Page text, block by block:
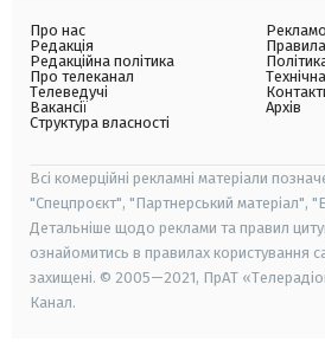
Про нас
Редакція
Редакційна політика
Про телеканал
Телеведучі
Вакансії
Структура власності
Архів
Всі комерційні рекламні матеріали
"Спецпроєкт", "Партнерський матеріал",
Детальніше щодо реклами та правил
ознайомитись в правилах користування
захищені. © 2005—2021, ПрАТ
Канал.